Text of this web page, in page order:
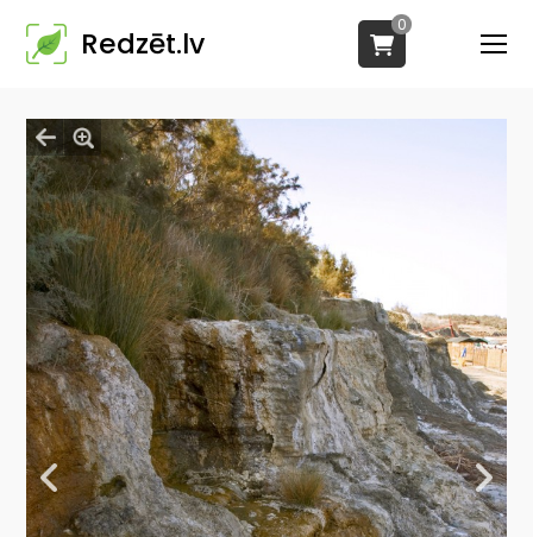
Redzēt.lv
0